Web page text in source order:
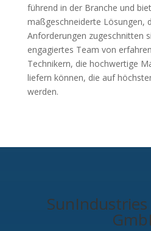
führend in der Branche und
maßgeschneiderte Lösungen,
Anforderungen zugeschnitten
engagiertes Team von
Technikern, die hochwertige
liefern können, die auf
werden.